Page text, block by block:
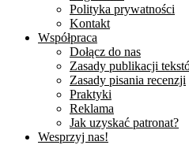
Polityka prywatności
Kontakt
Współpraca
Dołącz do nas
Zasady publikacji
Zasady pisania recenzji
Praktyki
Reklama
Jak uzyskać patronat?
Wesprzyj nas!